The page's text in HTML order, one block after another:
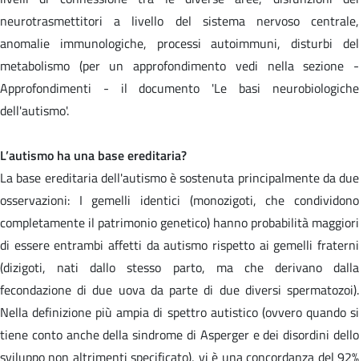
neurotrasmettitori a livello del sistema nervoso centrale,
anomalie immunologiche, processi autoimmuni, disturbi del
metabolismo (per un approfondimento vedi nella sezione -
Approfondimenti - il documento 'Le basi neurobiologiche
dell'autismo'.
L’autismo ha una base ereditaria?
La base ereditaria dell'autismo è sostenuta principalmente da due
osservazioni: I gemelli identici (monozigoti, che condividono
completamente il patrimonio genetico) hanno probabilità maggiori
di essere entrambi affetti da autismo rispetto ai gemelli fraterni
(dizigoti, nati dallo stesso parto, ma che derivano dalla
fecondazione di due uova da parte di due diversi spermatozoi).
Nella definizione più ampia di spettro autistico (ovvero quando si
tiene conto anche della sindrome di Asperger e dei disordini dello
sviluppo non altrimenti specificato), vi è una concordanza del 92%